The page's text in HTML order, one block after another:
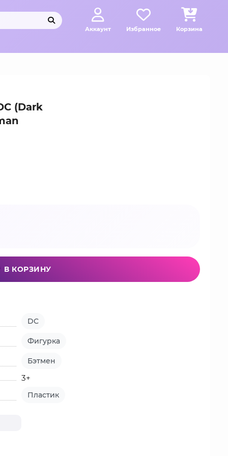
Аккаунт Избранное Корзина
(Dark
В КОРЗИНУ
DC
Фигурка
Бэтмен
3+
Пластик